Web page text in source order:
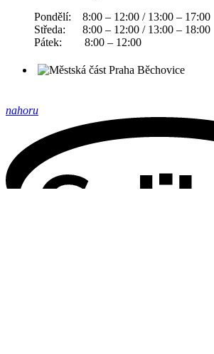
Pondělí: 8:00 – 12:00 / 13:00 – 17:00
Středa: 8:00 – 12:00 / 13:00 – 18:00
Pátek: 8:00 – 12:00
nahoru